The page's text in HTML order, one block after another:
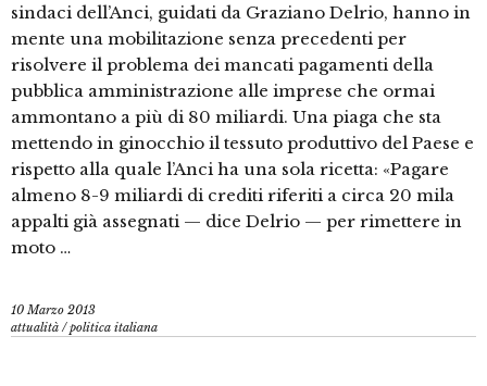
sindaci dell’Anci, guidati da Graziano Delrio, hanno in
mente una mobilitazione senza precedenti per
risolvere il problema dei mancati pagamenti della
pubblica amministrazione alle imprese che ormai
ammontano a più di 80 miliardi. Una piaga che sta
mettendo in ginocchio il tessuto produttivo del Paese e
rispetto alla quale l’Anci ha una sola ricetta: «Pagare
almeno 8-9 miliardi di crediti riferiti a circa 20 mila
appalti già assegnati — dice Delrio — per rimettere in
moto …
10 Marzo 2013
attualità /politica italiana